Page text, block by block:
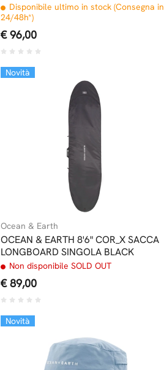
Disponibile ultimo in stock (Consegna in
24/48h*)
€ 96,00
Novità
Ocean & Earth
OCEAN & EARTH 8'6" COR_X SACCA
LONGBOARD SINGOLA BLACK
Non disponibile SOLD OUT
€ 89,00
Novità